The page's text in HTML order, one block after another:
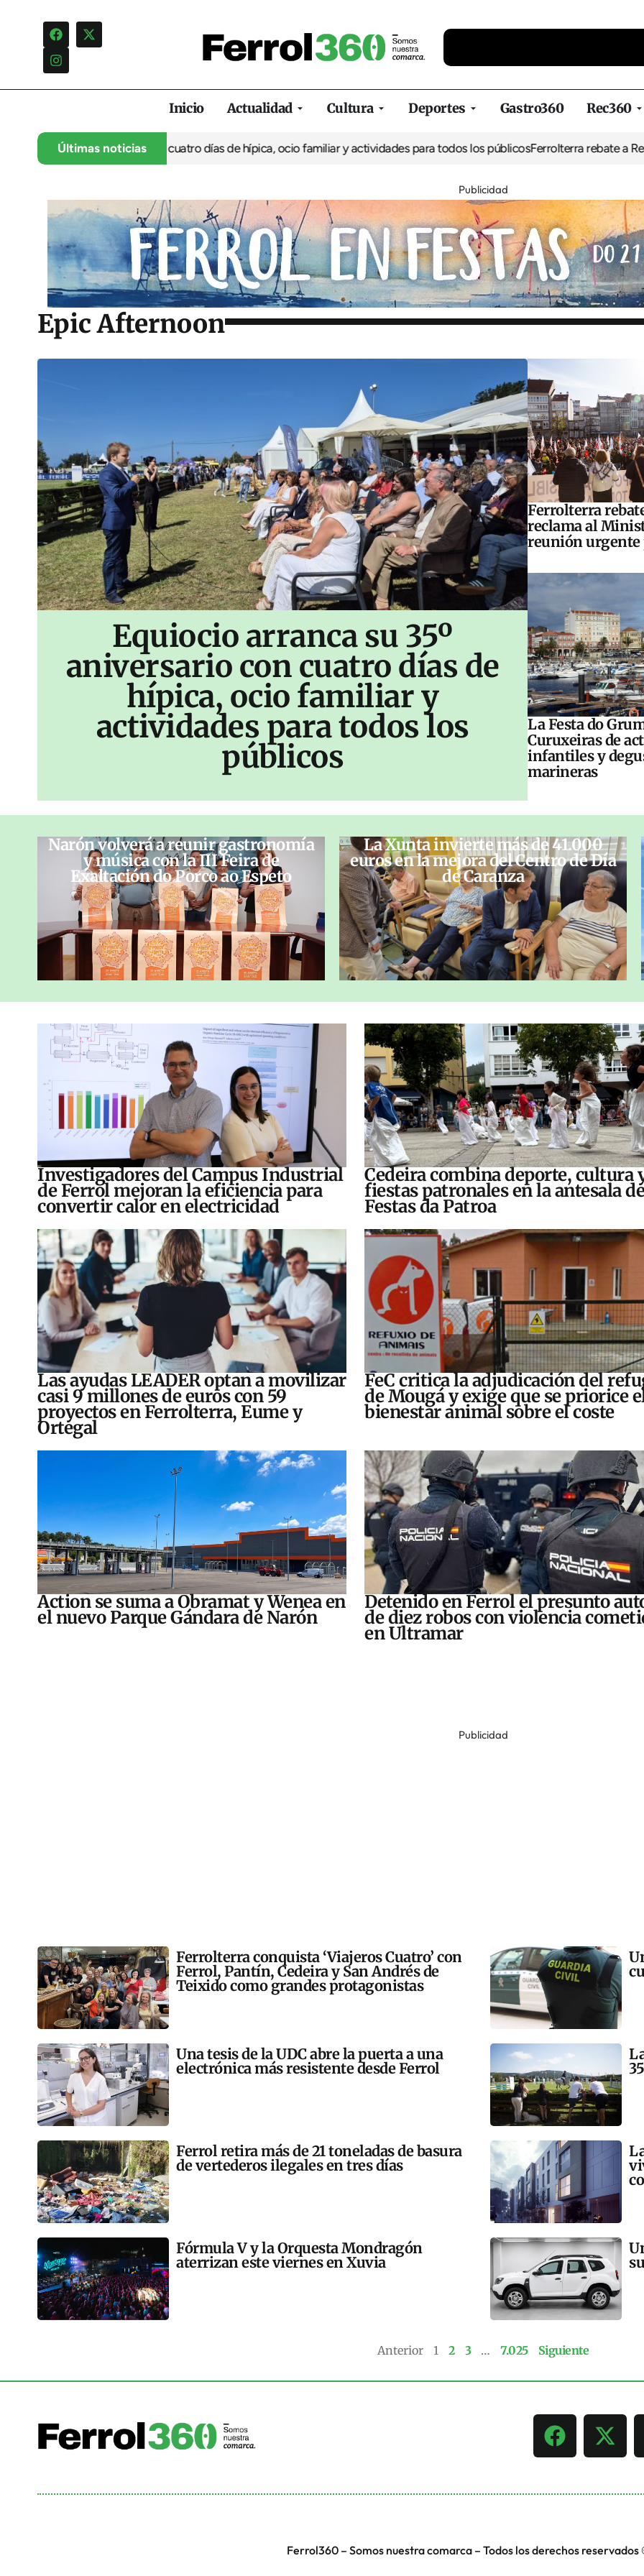
Inicio Actualidad Cultura Deportes Gastro360 Rec360
Últimas noticias
35º aniversario con cuatro días de hípica, ocio familiar y actividades para todos los públicosFerrolterra rebate a Renfe y
Publicidad
Epic Afternoon
Equiocio arranca su 35º
aniversario con cuatro días de
hípica, ocio familiar y
actividades para todos los
públicos
Ferrolterra
reclama al
reunión urgente
La Festa do
Curuxeiras de
infantiles y
marineras
Narón volverá a reunir gastronomía
y música con la III Feira de
Exaltación do Porco ao Espeto
La Xunta invierte más de 41.000
euros en la mejora del Centro de Día
de Caranza
Investigadores del Campus Industrial
de Ferrol mejoran la eficiencia para
convertir calor en electricidad
Cedeira combina deporte, cultura
fiestas patronales en la antesala
Festas da Patroa
Las ayudas LEADER optan a movilizar
casi 9 millones de euros con 59
proyectos en Ferrolterra, Eume y
Ortegal
FeC critica la adjudicación del
de Mougá y exige que se priorice
bienestar animal sobre el coste
Action se suma a Obramat y Wenea en
el nuevo Parque Gándara de Narón
Detenido en Ferrol el presunto
de diez robos con violencia
en Ultramar
Publicidad
Ferrolterra conquista ‘Viajeros Cuatro’ con
Ferrol, Pantín, Cedeira y San Andrés de
Teixido como grandes protagonistas
Una tesis de la UDC abre la puerta a una
electrónica más resistente desde Ferrol
Ferrol retira más de 21 toneladas de basura
de vertederos ilegales en tres días
Fórmula V y la Orquesta Mondragón
aterrizan este viernes en Xuvia
Anterior 1 2 3 … 7.025 Siguiente
Ferrol360 – Somos nuestra comarca – Todos los derechos